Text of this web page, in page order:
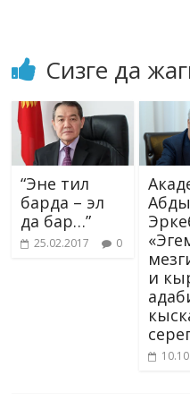
Сизге да
“Эне тил
барда – эл
да бар…”
25.02.2017 0
и